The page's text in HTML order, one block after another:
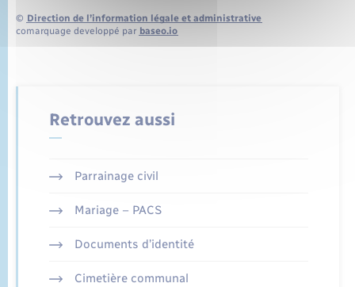
© Direction de l’information légale et administrative
comarquage developpé par baseo.io
Retrouvez aussi
Parrainage civil
Mariage – PACS
Documents d’identité
Cimetière communal